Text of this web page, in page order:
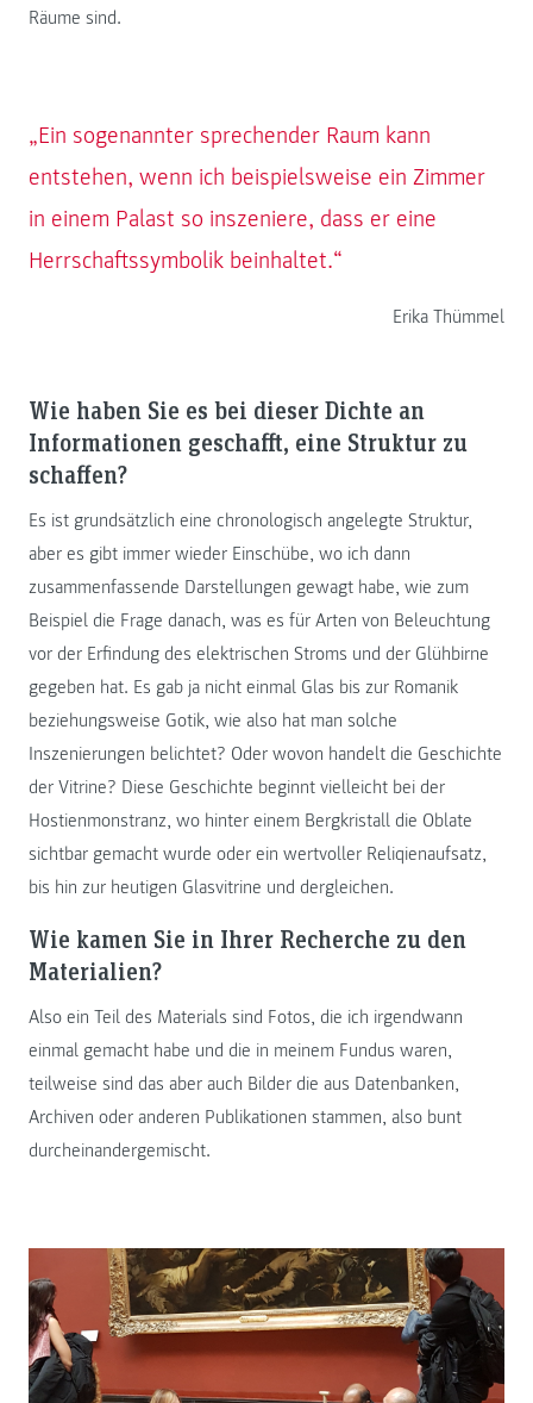
Räume sind.
„Ein sogenannter sprechender Raum kann
entstehen, wenn ich beispielsweise ein Zimmer
in einem Palast so inszeniere, dass er eine
Herrschaftssymbolik beinhaltet.“
Erika Thümmel
Wie haben Sie es bei dieser Dichte an
Informationen geschafft, eine Struktur zu
schaffen?
Es ist grundsätzlich eine chronologisch angelegte Struktur,
aber es gibt immer wieder Einschübe, wo ich dann
zusammenfassende Darstellungen gewagt habe, wie zum
Beispiel die Frage danach, was es für Arten von Beleuchtung
vor der Erfindung des elektrischen Stroms und der Glühbirne
gegeben hat. Es gab ja nicht einmal Glas bis zur Romanik
beziehungsweise Gotik, wie also hat man solche
Inszenierungen belichtet? Oder wovon handelt die Geschichte
der Vitrine? Diese Geschichte beginnt vielleicht bei der
Hostienmonstranz, wo hinter einem Bergkristall die Oblate
sichtbar gemacht wurde oder ein wertvoller Reliqienaufsatz,
bis hin zur heutigen Glasvitrine und dergleichen.
Wie kamen Sie in Ihrer Recherche zu den
Materialien?
Also ein Teil des Materials sind Fotos, die ich irgendwann
einmal gemacht habe und die in meinem Fundus waren,
teilweise sind das aber auch Bilder die aus Datenbanken,
Archiven oder anderen Publikationen stammen, also bunt
durcheinandergemischt.